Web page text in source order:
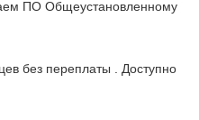
ПО Общеустановленному
без переплаты . Доступно